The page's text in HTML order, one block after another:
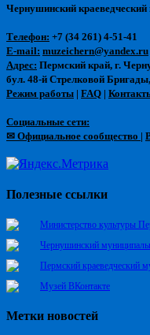
Чернушинский
Телефон: +7 (34 261) 4-51-41
E-mail: muzeichern@yandex.ru
Адрес: Пермский край, г.
бул. 48-й Стрелковой
Режим работы | FAQ |
Социальные сети:
✉ Официальное сообщество |
Полезные ссылки
Министерство культуры
Чернушинский
Пермский краеведческий
Музей ВКонтакте
Метки новостей